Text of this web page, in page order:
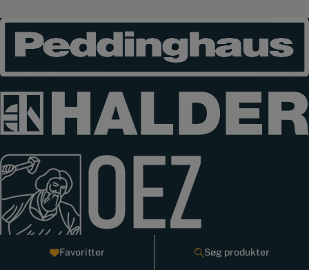
Favoritter Søg produkter